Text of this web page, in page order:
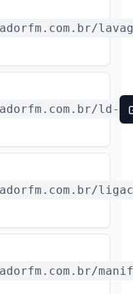
ld-